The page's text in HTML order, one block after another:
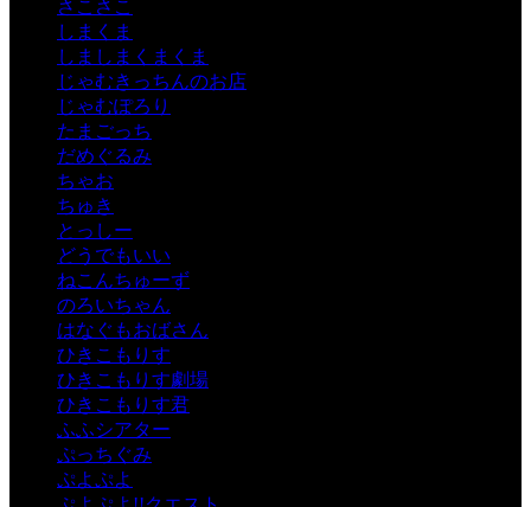
さこさこ
しまくま
しましまくまくま
じゃむきっちんのお店
じゃむぽろり
たまごっち
だめぐるみ
ちゃお
ちゅき
とっしー
どうでもいい
ねこんちゅーず
のろいちゃん
はなぐもおばさん
ひきこもりす
ひきこもりす劇場
ひきこもりす君
ふふシアター
ぷっちぐみ
ぷよぷよ